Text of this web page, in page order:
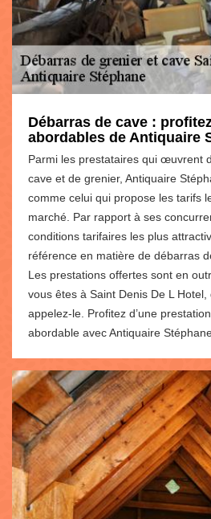
Débarras de cave :
abordables de Antiquaire
Parmi les prestataires qui œuvrent
cave et de grenier, Antiquaire
comme celui qui propose les tarifs
marché. Par rapport à ses
conditions tarifaires les plus
référence en matière de débarras
Les prestations offertes sont en
vous êtes à Saint Denis De L Hotel,
appelez-le. Profitez d’une
abordable avec Antiquaire Stéphane